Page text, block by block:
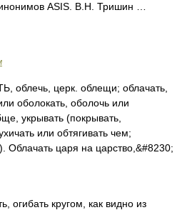
ASIS. В.Н. Тришин …
облечь, церк. облещи; облачать,
оболокать, оболочь или
укрывать (покрывать,
или обтягивать чем;
Облачать царя на царство,&#8230;
огибать кругом, как видно из